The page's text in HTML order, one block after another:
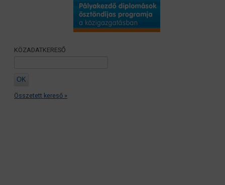
KÖZADATKERESŐ
Összetett kereső »